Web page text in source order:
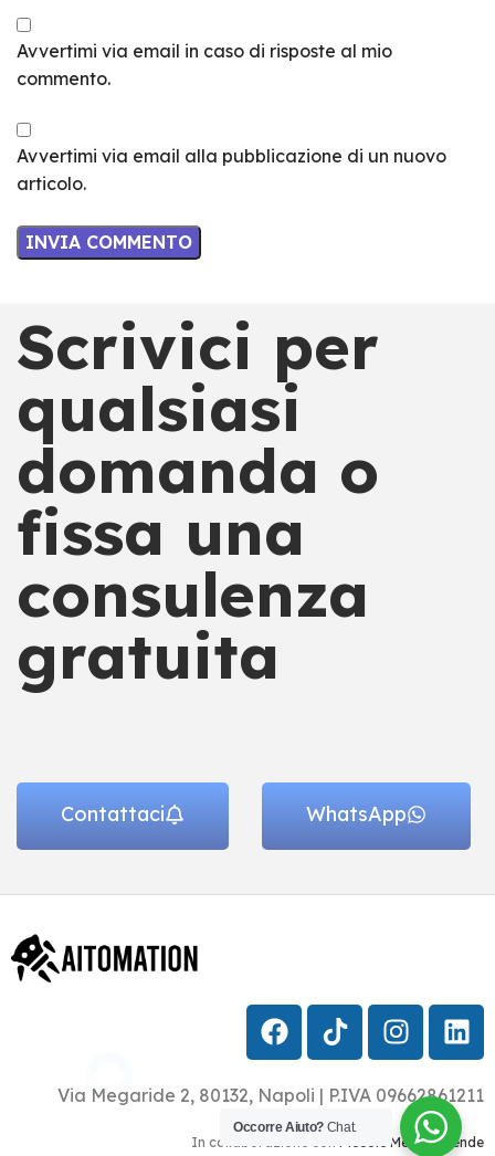
Avvertimi via email in caso di risposte al mio
commento.
Avvertimi via email alla pubblicazione di un nuovo
articolo.
Scrivici per
qualsiasi
domanda o
fissa una
consulenza
gratuita
Contattaci WhatsApp
Via Megaride 2, 80132, Napoli | P.IVA 09662861211
In collaborazione con Piccole Medie Aziende
Occorre Aiuto?Chat.